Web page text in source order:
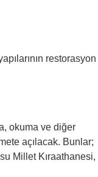
restorasyon
okuma ve diğer
açılacak. Bunlar;
Millet Kıraathanesi,